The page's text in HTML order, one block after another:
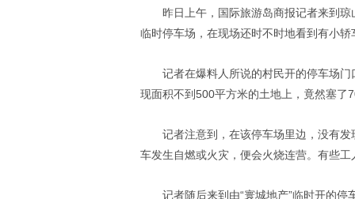
昨日上午，国际旅游岛商报记者来到
临时停车场，在现场还时不时地看到有小
记者在爆料人所说的村民开的停车场门
现面积不到500平方米的土地上，竟然塞了
记者注意到，在该停车场里边，没有
车发生自燃或火灾，便会火烧连营。有些
记者随后来到由“寰城地产”临时开的停